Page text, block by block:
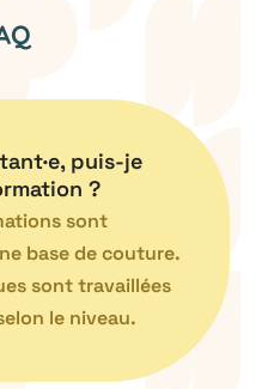
puis-je
?
sont
base de couture.
sont travaillées
le niveau.